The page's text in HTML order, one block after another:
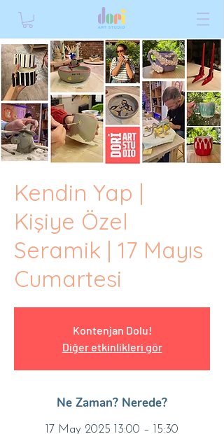
Kendin Yap |
Kişiye Özel
Seramik | 17 Mayıs
Cumartesi
Kontenjan Dolu!
Diğer etkinlikleri gör
Ne Zaman? Nerede?
17 May 2025 13:00 – 15:30